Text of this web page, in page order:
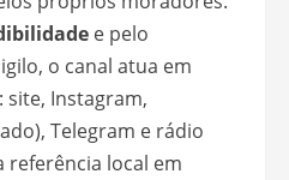
e pelo
o canal atua em
Instagram,
Telegram e rádio
referência local em